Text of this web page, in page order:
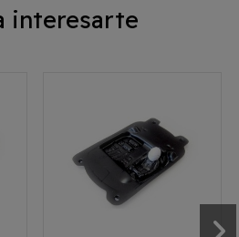
interesarte